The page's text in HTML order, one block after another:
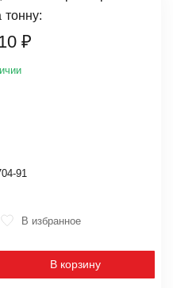
тонну:
₽
91
В избранное
В корзину